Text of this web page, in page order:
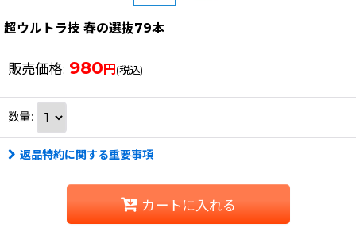
超ウルトラ技 春の選抜79本
販売価格: 980 円 (税込)
数量:
返品特約に関する重要事項
カートに入れる